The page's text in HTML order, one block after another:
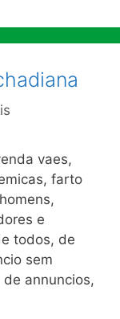
vaes,
farto
e
todos, de
sem
annuncios,